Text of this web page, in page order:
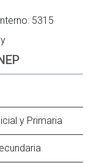
5315
y Primaria